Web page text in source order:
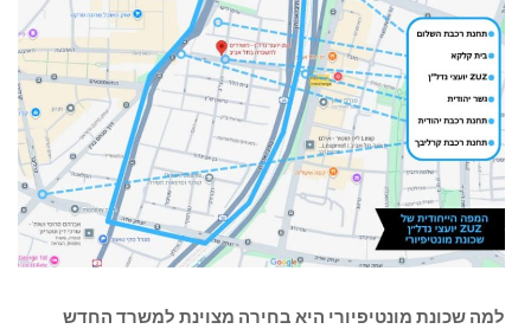
למה שכונת מונטיפיורי היא בחירה מצוינת למשרד החדש